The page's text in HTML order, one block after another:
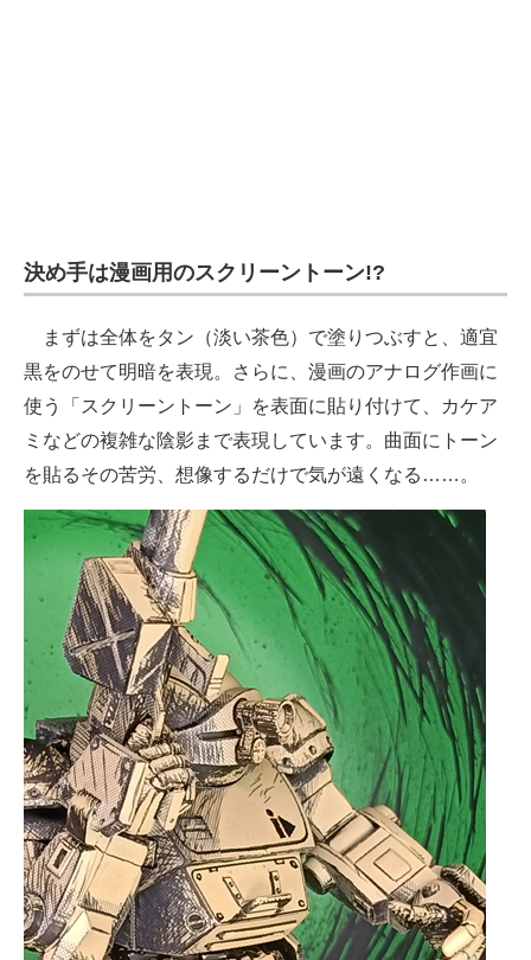
決め手は漫画用のスクリーントーン!?
まずは全体をタン（淡い茶色）で塗りつぶすと、適宜
黒をのせて明暗を表現。さらに、漫画のアナログ作画に
使う「スクリーントーン」を表面に貼り付けて、カケア
ミなどの複雑な陰影まで表現しています。曲面にトーン
を貼るその苦労、想像するだけで気が遠くなる……。